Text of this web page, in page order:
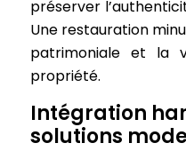
préserver
Une restauration
patrimoniale et la
propriété.
Intégration
solutions